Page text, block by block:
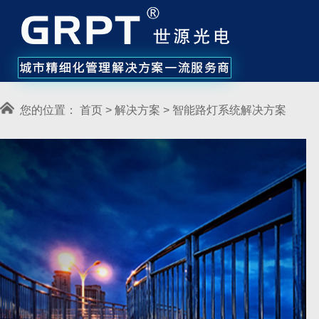
您的位置： 首页 > 解决方案 > 智能路灯系统解决方案